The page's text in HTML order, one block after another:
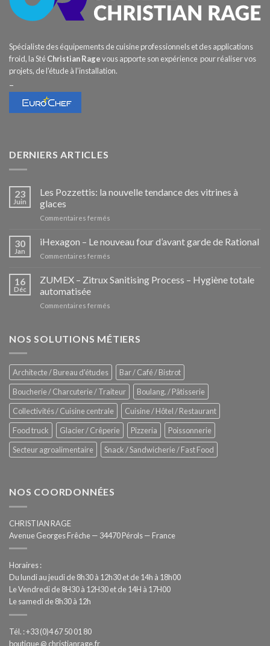
Spécialiste des équipements de cuisine professionnels et des applications
froid, la StéChristian Ragevous apporte son expérience pour réaliser vos
projets, de l’étude à l’installation.
–
DERNIERS ARTICLES
23
Juin
Les Pozzettis: la nouvelle tendance des vitrines à
glaces
Commentaires fermés
Pozzettis:
la
des
30
Jan
iHexagon – Le nouveau four d’avant garde de Rational
Commentaires fermés
–
Le
de
16
Déc
ZUMEX – Zitrux Sanitising Process – Hygiène totale
automatisée
Commentaires fermés
Zitrux
–
Hygiène
totale
automatisée
NOS SOLUTIONS MÉTIERS
Architecte / Bureau d'études
Bar / Café / Bistrot
Boucherie / Charcuterie / Traiteur
Boulang. / Pâtisserie
Collectivités / Cuisine centrale
Cuisine / Hôtel / Restaurant
Food truck
Glacier / Crêperie Pizzeria
Poissonnerie
Secteur agroalimentaire
Snack / Sandwicherie / Fast Food
NOS COORDONNÉES
CHRISTIAN RAGE
Avenue Georges Frêche — 34470 Pérols — France
Horaires :
Du lundi au jeudi de 8h30 à 12h30 et de 14h à 18h00
Le Vendredi de 8H30 à 12H30 et de 14H à 17H00
Le samedi de 8h30 à 12h
Tél. : +33 (0)4 67 50 01 80
boutique @ christianrage.fr